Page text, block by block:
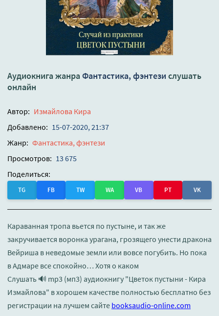
Аудиокнига жанра Фантастика, фэнтези слушать
онлайн
Автор: Измайлова Кира
Добавлено: 15-07-2020, 21:37
Жанр: Фантастика, фэнтези
Просмотров: 13 675
Поделиться:
TG FB TW WA VB PT VK
Караванная тропа вьется по пустыне, и так же
закручивается воронка урагана, грозящего унести дракона
Вейриша в неведомые земли или вовсе погубить. Но пока
в Адмаре все спокойно… Хотя о каком
Слушать 🔊 mp3 (мп3) аудиокнигу "Цветок пустыни - Кира
Измайлова" в хорошем качестве полностью бесплатно без
регистрации на лучшем сайте booksaudio-online.com